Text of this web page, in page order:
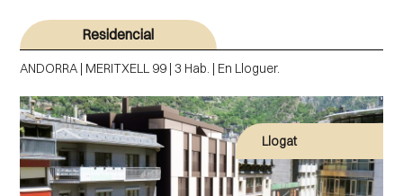
Residencial
ANDORRA | MERITXELL 99 | 3 Hab. | En Lloguer.
Llogat